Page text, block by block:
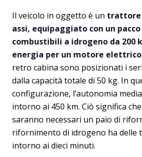
Il veicolo in oggetto è un trattore
assi, equipaggiato con un
combustibili a idrogeno da 200
energia per un motore elettrico
retro cabina sono posizionati i
dalla capacità totale di 50 kg. In
configurazione, l’autonomia
intorno ai 450 km. Ciò significa
saranno necessari un paio di
rifornimento di idrogeno ha delle
intorno ai dieci minuti.